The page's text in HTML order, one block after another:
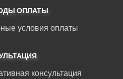
ОПЛАТЫ
условия оплаты
консультация